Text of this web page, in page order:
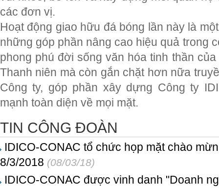
các đơn vị.
Hoạt động giao hữu đá bóng lần này là
những góp phần nâng cao hiệu quả trong
phong phú đời sống văn hóa tinh thần
Thanh niên mà còn gắn chặt hơn nữa
Công ty, góp phần xây dựng Công ty
mạnh toàn diện về mọi mặt.
TIN CÔNG ĐOÀN
IDICO-CONAC tổ chức họp mặt chào
8/3/2018 (08/03/18)
IDICO-CONAC được vinh danh "Doanh